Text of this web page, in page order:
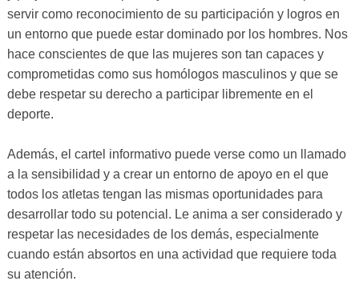
servir como reconocimiento de su participación y logros en
un entorno que puede estar dominado por los hombres. Nos
hace conscientes de que las mujeres son tan capaces y
comprometidas como sus homólogos masculinos y que se
debe respetar su derecho a participar libremente en el
deporte.
Además, el cartel informativo puede verse como un llamado
a la sensibilidad y a crear un entorno de apoyo en el que
todos los atletas tengan las mismas oportunidades para
desarrollar todo su potencial. Le anima a ser considerado y
respetar las necesidades de los demás, especialmente
cuando están absortos en una actividad que requiere toda
su atención.